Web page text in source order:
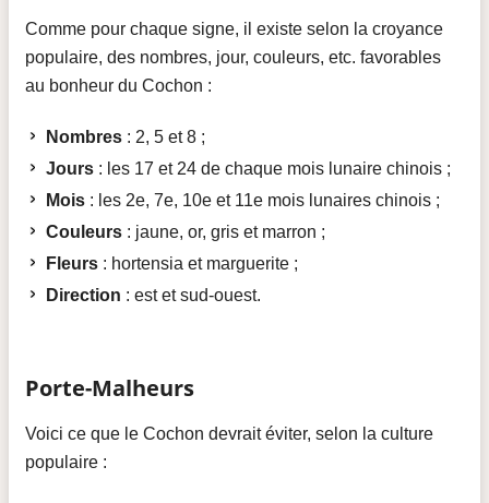
Comme pour chaque signe, il existe selon la croyance
populaire, des nombres, jour, couleurs, etc. favorables
au bonheur du Cochon :
Nombres : 2, 5 et 8 ;
Jours : les 17 et 24 de chaque mois lunaire chinois ;
Mois : les 2e, 7e, 10e et 11e mois lunaires chinois ;
Couleurs : jaune, or, gris et marron ;
Fleurs : hortensia et marguerite ;
Direction : est et sud-ouest.
Porte-Malheurs
Voici ce que le Cochon devrait éviter, selon la culture
populaire :